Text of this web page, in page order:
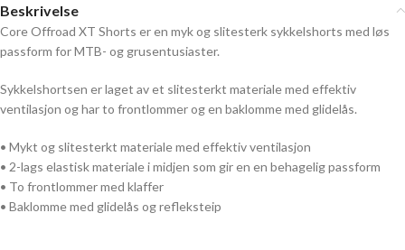
Beskrivelse
Core Offroad XT Shorts er en myk og slitesterk sykkelshorts med løs
passform for MTB- og grusentusiaster.
Sykkelshortsen er laget av et slitesterkt materiale med effektiv
ventilasjon og har to frontlommer og en baklomme med glidelås.
• Mykt og slitesterkt materiale med effektiv ventilasjon
• 2-lags elastisk materiale i midjen som gir en en behagelig passform
• To frontlommer med klaffer
• Baklomme med glidelås og refleksteip